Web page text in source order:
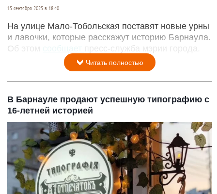
15 сентября 2025 в 18:40
На улице Мало-Тобольская поставят новые урны
и лавочки, которые расскажут историю Барнаула.
Об этом
сообщает пресс-служба мэрии города.
Читать полностью
В Барнауле продают успешную типографию с
16-летней историей